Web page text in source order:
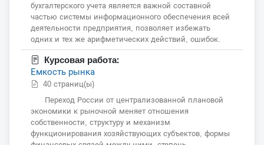
бухгалтерского учета является важной составной
частью системы информационного обеспечения всей
деятельности предприятия, позволяет избежать
одних и тех же арифметических действий, ошибок.
Курсовая работа:
Емкость рынка
40 страниц(ы)
Переход России от централизованной плановой
экономики к рыночной меняет отношения
собственности, структуру и механизм
функционирования хозяйствующих субъектов, формы